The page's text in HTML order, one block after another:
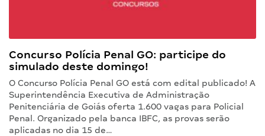
Concurso Polícia Penal GO: participe do
simulado deste domingo!
O Concurso Polícia Penal GO está com edital publicado! A
Superintendência Executiva de Administração
Penitenciária de Goiás oferta 1.600 vagas para Policial
Penal. Organizado pela banca IBFC, as provas serão
aplicadas no dia 15 de…